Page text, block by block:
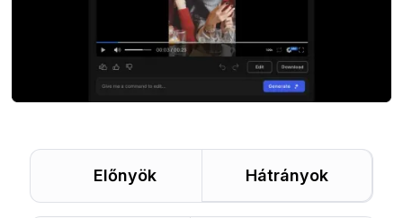
Előnyök Hátrányok